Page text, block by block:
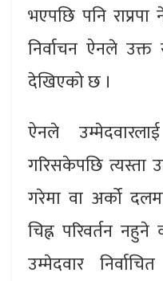
भएपछि पनि
निर्वाचन ऐनले उक्त
देखिएको छ ।
ऐनले
गरिसकेपछि त्यस्ता
गरेमा वा अर्को
चिह्न परिवर्तन
उम्मेदवार